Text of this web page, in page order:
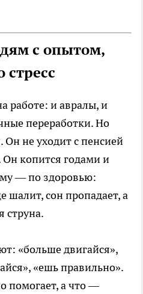
с опытом,
стресс
работе: и авралы, и
переработки. Но
Он не уходит с пенсией
копится годами и
— по здоровью:
шалит, сон пропадает, а
струна.
«больше двигайся»,
«ешь правильно».
помогает, а что —